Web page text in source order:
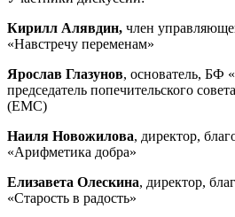
Кирилл Алявдин, член
«Навстречу переменам»
Ярослав Глазунов, основатель, БФ
председатель попечительского
(ЕМС)
Наиля Новожилова, директор,
«Арифметика добра»
Елизавета Олескина, директор,
«Старость в радость»